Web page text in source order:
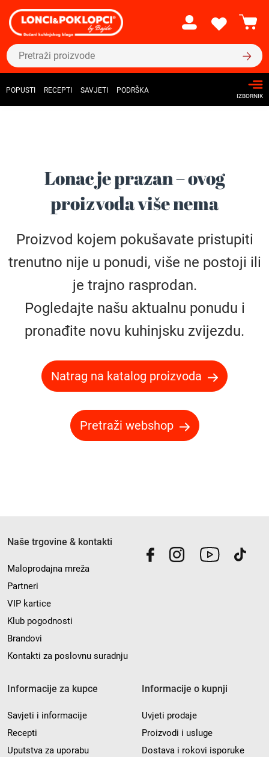
POPUSTI RECEPTI SAVJETI PODRŠKA
IZBORNIK
Lonac je prazan – ovog
proizvoda više nema
Proizvod kojem pokušavate pristupiti
trenutno nije u ponudi, više ne postoji ili
je trajno rasprodan.
Pogledajte našu aktualnu ponudu i
pronađite novu kuhinjsku zvijezdu.
Natrag na katalog proizvoda
Pretraži webshop
Naše trgovine & kontakti
Maloprodajna mreža
Partneri
VIP kartice
Klub pogodnosti
Brandovi
Kontakti za poslovnu suradnju
Informacije za kupce
Savjeti i informacije
Recepti
Uputstva za uporabu
Informacije o kupnji
Uvjeti prodaje
Proizvodi i usluge
Dostava i rokovi isporuke